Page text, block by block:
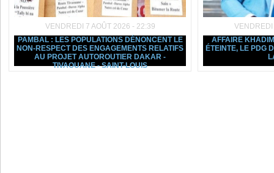
VENDREDI 7 AOÛT 2026 - 22:39
PAMBAL : LES POPULATIONS DÉNONCENT LE
NON-RESPECT DES ENGAGEMENTS RELATIFS
AU PROJET AUTOROUTIER DAKAR -
TIVAOUANE - SAINT-LOUIS
AFFAIRE
ÉTEINTE, LE PDG